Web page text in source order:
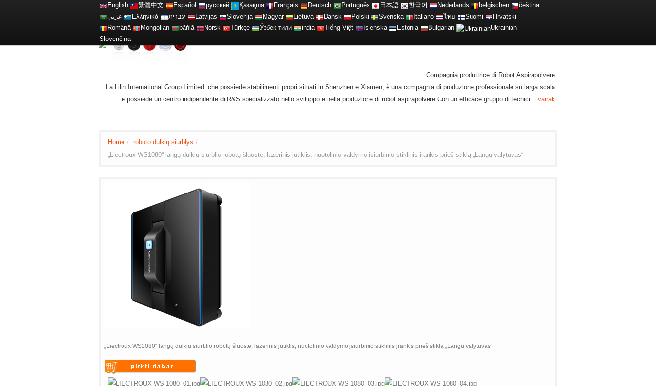
English 繁體中文 Español русский Қазақша Français Deutsch Português 日本語 한국어 Nederlands belgischen
čeština
عربي
Ελληνικά עברית Latvijas Slovenija Magyar Lietuva Dansk Polski Svenska Italiano ไทย Suomi
Hrvatski
Română
Mongolian bāṅlā Norsk Türkçe Ўзбек тили india Tiếng Việt íslenska Estonia Bulgarian
Ukrainian
Slovenčina
Compagnia produttrice di Robot Aspirapolvere
La Lilin International Group Limited, che possiede stabilimenti propri situati in Shenzhen e Xiamen, è una compagnia di produzione professionale su larga scala
e possiede un centro indipendente di R&S specializzato nello sviluppo e nella produzione di robot aspirapolvere.Con un efficace gruppo di tecnici... vairāk
Home / roboto dulkių siurblys /
„Liectroux WS1080“ langų dulkių siurblio robotų šluostė, lazerinis jutiklis, nuotolinio valdymo įsiurbimo stiklinis įrankis prieš stiklą „Langų valytuvas“
„Liectroux WS1080“ langų dulkių siurblio robotų šluostė, lazerinis jutiklis, nuotolinio valdymo įsiurbimo stiklinis įrankis prieš stiklą „Langų valytuvas“
Warning: Undefined variable